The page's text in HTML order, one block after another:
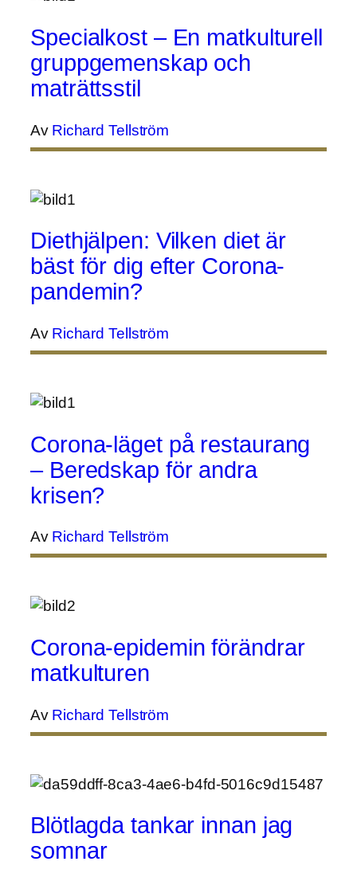
Specialkost – En matkulturell
gruppgemenskap och
maträttsstil
Av Richard Tellström
Diethjälpen: Vilken diet är
bäst för dig efter Corona-
pandemin?
Av Richard Tellström
Corona-läget på restaurang
– Beredskap för andra
krisen?
Av Richard Tellström
Corona-epidemin förändrar
matkulturen
Av Richard Tellström
Blötlagda tankar innan jag
somnar